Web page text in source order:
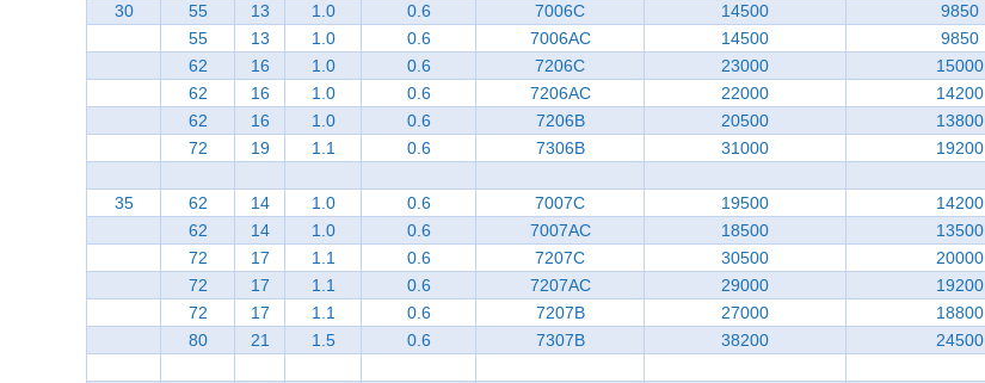
30 55 13 1.0 0.6 7006C 14500 9850
55
13 1.0 0.6 7006AC 14500 9850
62
16 1.0 0.6 7206C 23000 15000
62
16 1.0 0.6 7206AC 22000 14200
62
16 1.0 0.6 7206B 20500 13800
72
19 1.1 0.6 7306B 31000 19200
35 62 14 1.0 0.6 7007C 19500 14200
62
14 1.0 0.6 7007AC 18500 13500
72
17 1.1 0.6 7207C 30500 20000
72
17 1.1 0.6 7207AC 29000 19200
72
17 1.1 0.6 7207B 27000 18800
80
21 1.5 0.6 7307B 38200 24500